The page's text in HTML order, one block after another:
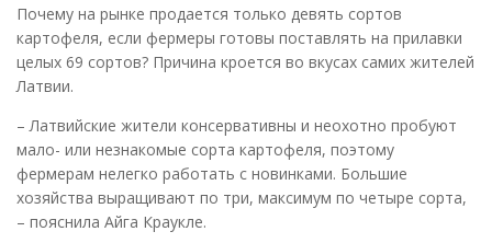
Почему на рынке продается только девять сортов
картофеля, если фермеры готовы поставлять на прилавки
целых 69 сортов? Причина кроется во вкусах самих жителей
Латвии.
– Латвийские жители консервативны и неохотно пробуют
мало- или незнакомые сорта картофеля, поэтому
фермерам нелегко работать с новинками. Большие
хозяйства выращивают по три, максимум по четыре сорта,
– пояснила Айга Краукле.